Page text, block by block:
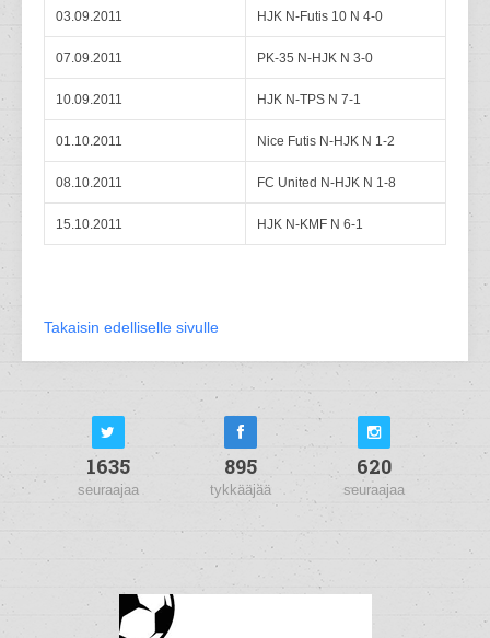
03.09.2011 HJK N-Futis 10 N 4-0
07.09.2011 PK-35 N-HJK N 3-0
10.09.2011 HJK N-TPS N 7-1
01.10.2011 Nice Futis N-HJK N 1-2
08.10.2011 FC United N-HJK N 1-8
15.10.2011 HJK N-KMF N 6-1
Takaisin edelliselle sivulle
1635
seuraajaa
895
tykkääjää
620
seuraajaa